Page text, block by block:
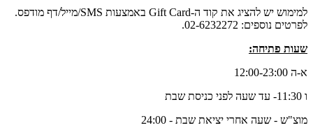
למימוש יש להציג את קוד ה-Gift Card באמצעות SMS/מייל/דף מודפס.
לפרטים נוספים: 02-6232272.
שעות פתיחה:
א-ה 12:00-23:00
ו 11:30- עד שעה לפני כניסת שבת
מוצ"ש - שעה אחרי יציאת שבת - 24:00